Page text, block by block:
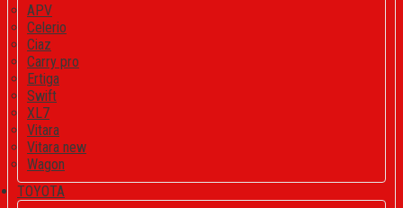
APV
Celerio
Ciaz
Carry pro
Ertiga
Swift
XL7
Vitara
Vitara new
Wagon
TOYOTA